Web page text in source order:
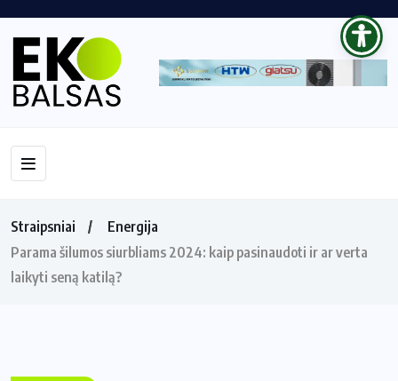
Straipsniai
Energija
Parama šilumos siurbliams 2024: kaip pasinaudoti ir ar verta
laikyti seną katilą?